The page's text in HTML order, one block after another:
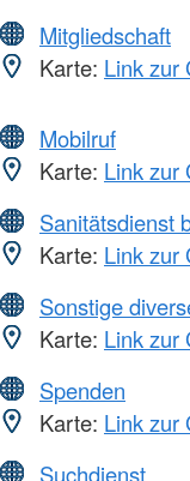
Mitgliedschaft
Karte: Link zur
Mobilruf
Karte: Link zur
Sanitätsdienst
Karte: Link zur
Sonstige
Karte: Link zur
Spenden
Karte: Link zur
Suchdienst